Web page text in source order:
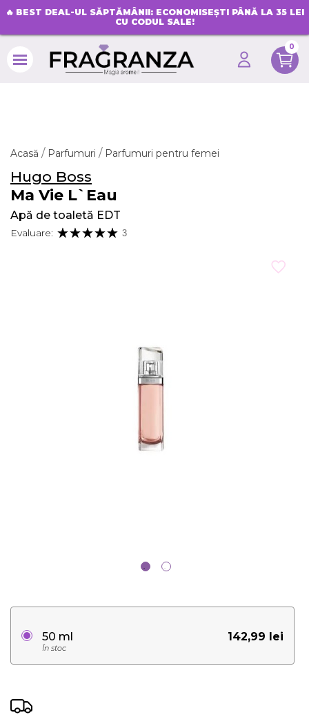
🔥 BEST DEAL-UL SĂPTĂMÂNII: ECONOMISEȘTI PÂNĂ LA 35 LEI
CU CODUL SALE!
0
Acasă Parfumuri Parfumuri pentru femei
Hugo Boss
Ma Vie L`Eau
Apă de toaletă EDT
Evaluare: 3
142,99 lei
50 ml
În stoc